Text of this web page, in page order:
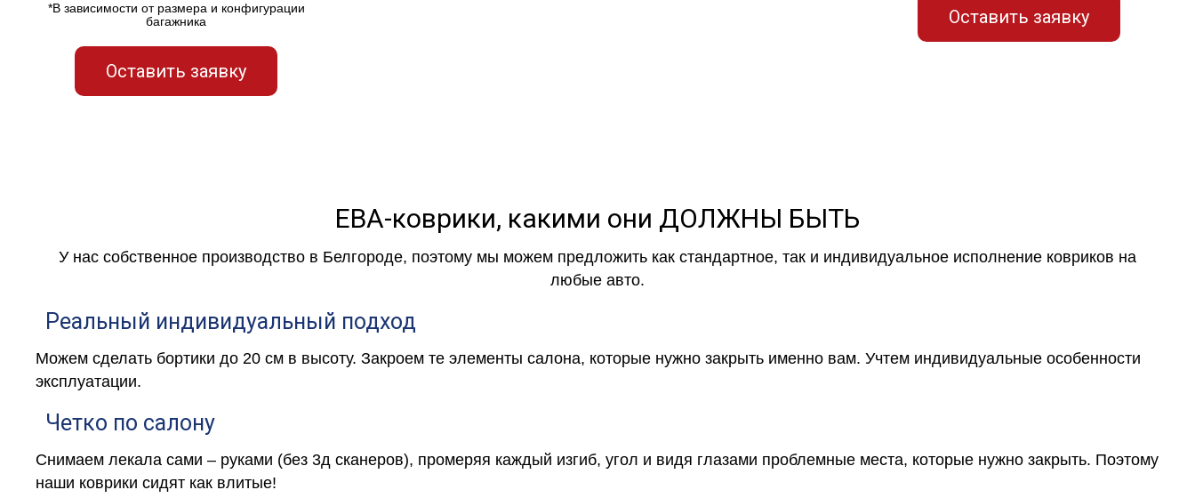
*В зависимости от размера и конфигурации
багажника
Оставить заявку
Оставить заявку
ЕВА-коврики, какими они ДОЛЖНЫ БЫТЬ
У нас собственное производство в Белгороде, поэтому мы можем предложить как стандартное, так и индивидуальное исполнение ковриков на
любые авто.
Реальный индивидуальный подход
Можем сделать бортики до 20 см в высоту. Закроем те элементы салона, которые нужно закрыть именно вам. Учтем индивидуальные особенности
эксплуатации.
Четко по салону
Снимаем лекала сами – руками (без 3д сканеров), промеряя каждый изгиб, угол и видя глазами проблемные места, которые нужно закрыть. Поэтому
наши коврики сидят как влитые!